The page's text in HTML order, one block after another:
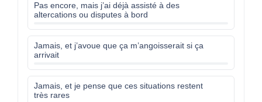
Pas encore, mais j’ai déjà assisté à des
altercations ou disputes à bord
Jamais, et j’avoue que ça m’angoisserait si ça
arrivait
Jamais, et je pense que ces situations restent
très rares